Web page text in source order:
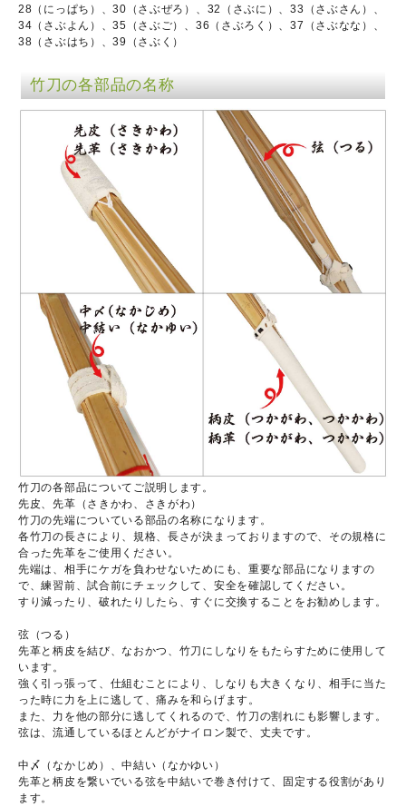
28（にっぱち）、30（さぶぜろ）、32（さぶに）、33（さぶさん）、
34（さぶよん）、35（さぶご）、36（さぶろく）、37（さぶなな）、
38（さぶはち）、39（さぶく）
竹刀の各部品の名称
竹刀の各部品についてご説明します。
先皮、先革（さきかわ、さきがわ）
竹刀の先端についている部品の名称になります。
各竹刀の長さにより、規格、長さが決まっておりますので、その規格に
合った先革をご使用ください。
先端は、相手にケガを負わせないためにも、重要な部品になりますの
で、練習前、試合前にチェックして、安全を確認してください。
すり減ったり、破れたりしたら、すぐに交換することをお勧めします。
弦（つる）
先革と柄皮を結び、なおかつ、竹刀にしなりをもたらすために使用して
います。
強く引っ張って、仕組むことにより、しなりも大きくなり、相手に当た
った時に力を上に逃して、痛みを和らげます。
また、力を他の部分に逃してくれるので、竹刀の割れにも影響します。
弦は、流通しているほとんどがナイロン製で、丈夫です。
中〆（なかじめ）、中結い（なかゆい）
先革と柄皮を繋いでいる弦を中結いで巻き付けて、固定する役割があり
ます。